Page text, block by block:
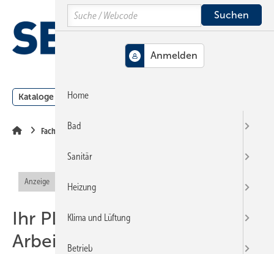
Hauptinhalt
Hauptmenü
SiteSearch
Kataloge Meldungen
Fachkräftegewinnung
Anzeige
Ihr PLUS auf dem
Arbeitsmarkt
Search
Home
Bad
Sanitär
Heizung
Klima und Lüftung
Betrieb